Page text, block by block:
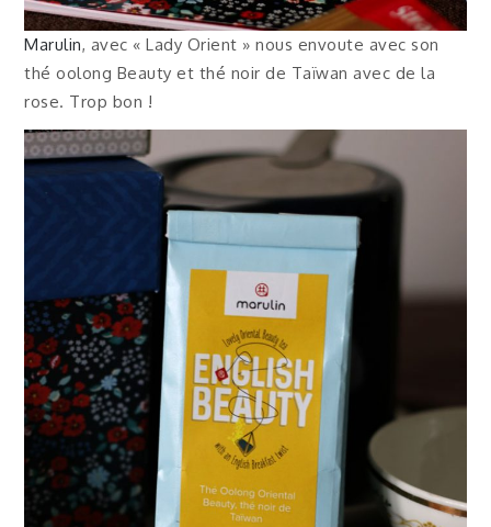
Marulin, avec « Lady Orient » nous envoute avec son
thé oolong Beauty et thé noir de Taïwan avec de la
rose. Trop bon !